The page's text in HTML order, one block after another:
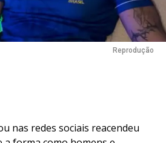
Reprodução
nas redes sociais reacendeu